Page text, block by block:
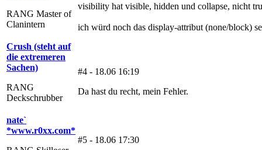
RANG Master of
Clanintern
visibility hat visible, hidden und collapse, nicht
ich würd noch das display-attribut (none/block)
Crush (steht auf
die extremeren
Sachen)
RANG
Deckschrubber
#4 - 18.06 16:19
Da hast du recht, mein Fehler.
nate`
*www.r0xx.com*
#5 - 18.06 17:30